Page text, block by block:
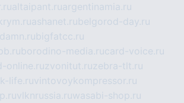
altaipant.ruargentinamia.ru
ashanet.rubelgorod-day.ru
bigfatcc.ru
borodino-media.rucard-voice.ru
online.ruzvonitut.ruzebra-tlt.ru
life.ruvintovoykompressor.ru
vlknrussia.ruwasabi-shop.ru